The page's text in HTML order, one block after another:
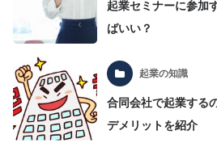
起業セミナーに参加
ばいい？
起業の知識
合同会社で起業する
デメリットを紹介